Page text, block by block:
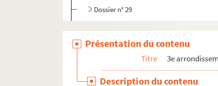
Dossier n° 29
Dossier n° 30
Dossier n° 32
Présentation du contenu
Titre 3e
Description du contenu